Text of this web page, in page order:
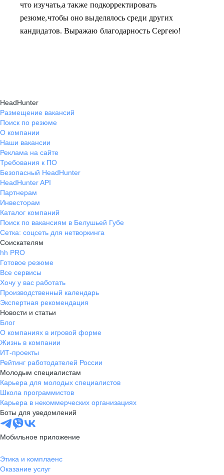
что изучать,а также подкорректировать
резюме,чтобы оно выделялось среди других
кандидатов. Выражаю благодарность Сергею!
HeadHunter
Размещение вакансий
Поиск по резюме
О компании
Наши вакансии
Реклама на сайте
Требования к ПО
Безопасный HeadHunter
HeadHunter API
Партнерам
Инвесторам
Каталог компаний
Поиск по вакансиям в Белушьей Губе
Сетка: соцсеть для нетворкинга
Соискателям
hh PRO
Готовое резюме
Все сервисы
Хочу у вас работать
Производственный календарь
Экспертная рекомендация
Новости и статьи
Блог
О компаниях в игровой форме
Жизнь в компании
ИТ-проекты
Рейтинг работодателей России
Молодым специалистам
Карьера для молодых специалистов
Школа программистов
Карьера в некоммерческих организациях
Боты для уведомлений
Мобильное приложение
Этика и комплаенс
Оказание услуг